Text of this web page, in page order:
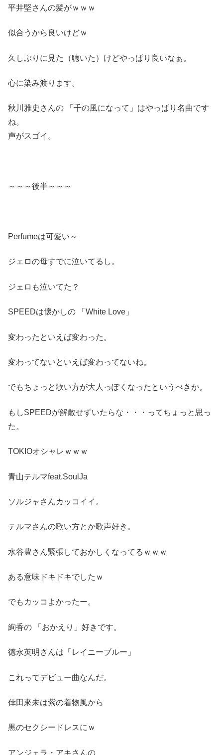
平井堅さんの髪がｗｗｗ
似合うから良いけどｗ
久しぶりに見た（聴いた）けどやっぱり良いなぁ。
心に染み渡ります。
秋川雅史さんの 「千の風になって」はやっぱり名曲です
ね。
声がスゴイ。
～～～後半～～～
Perfumeは可愛い～
ジェロの母すでに泣いてるし。
ジェロも泣いてた？
SPEEDは懐かしの 「White Love」
変わったといえば変わった。
変わってないといえば変わってないね。
でもちょっと歌い方が大人っぽくなったというべきか。
もしSPEEDが解散せずいたらな・・・ってちょっと思っ
た。
TOKIOオシャレｗｗｗ
青山テルマfeat.SoulJa
ソルジャさんカッコイイ。
テルマさんの歌い方とか歌声好き。
水谷豊さん緊張しておかしくなってるｗｗｗ
ある意味ドキドキでしたｗ
でもカッコよかったー。
絢香の 「おかえり」好きです。
徳永英明さんは「レイニーブルー」
これってデビュー曲なんだ。
倖田來未は紫の着物風から
黒のセクシードレスにｗ
アンジェラ・アキさんの